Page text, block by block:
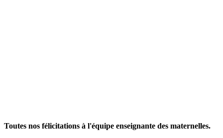
Toutes nos félicitations à l'équipe enseignante des maternelles.